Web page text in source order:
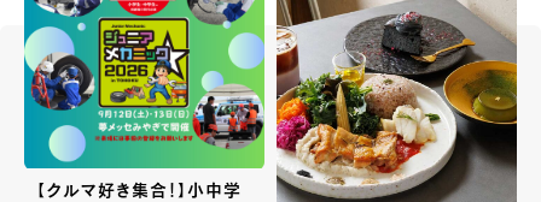
【クルマ好き集合！】小中学